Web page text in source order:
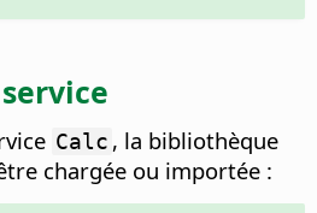
Calc , la bibliothèque
chargée ou importée :